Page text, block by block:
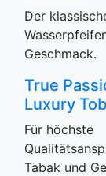
Der
Geschmack.
True
Luxury
Für höchste
Tabak und